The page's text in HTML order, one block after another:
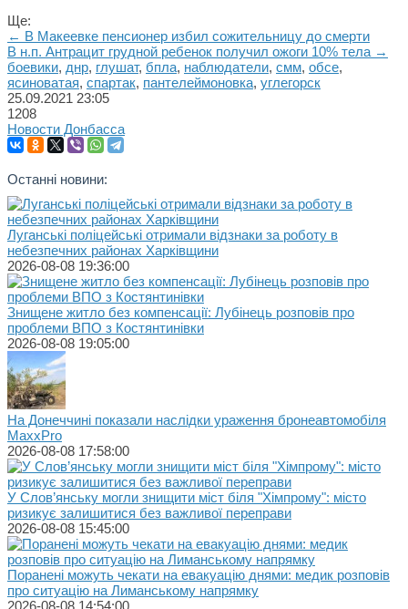
Ще:
← В Макеевке пенсионер избил сожительницу до смерти
В н.п. Антрацит грудной ребенок получил ожоги 10% тела →
боевики, днр, глушат, бпла, наблюдатели, смм, обсе,
ясиноватая, спартак, пантелеймоновка, углегорск
25.09.2021 23:05
1208
Новости Донбасса
Останні новини:
Луганські поліцейські отримали відзнаки за роботу в
небезпечних районах Харківщини
2026-08-08 19:36:00
Знищене житло без компенсації: Лубінець розповів про
проблеми ВПО з Костянтинівки
2026-08-08 19:05:00
На Донеччині показали наслідки ураження бронеавтомобіля
MaxxPro
2026-08-08 17:58:00
У Слов’янську могли знищити міст біля "Хімпрому": місто
ризикує залишитися без важливої переправи
2026-08-08 15:45:00
Поранені можуть чекати на евакуацію днями: медик розповів
про ситуацію на Лиманському напрямку
2026-08-08 14:54:00